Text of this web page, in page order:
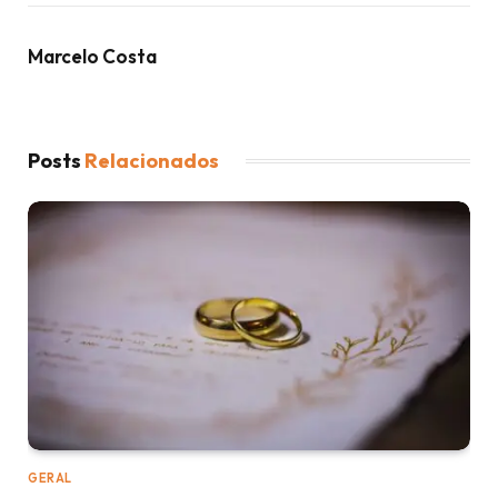
Marcelo Costa
Posts Relacionados
GERAL